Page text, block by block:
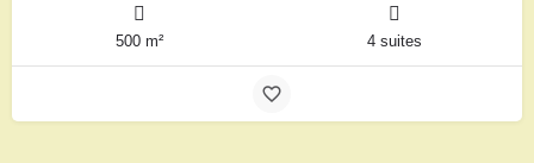
500 m² 4 suites